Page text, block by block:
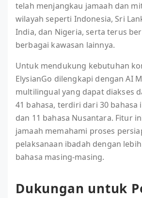
telah menjangkau jamaah dan
wilayah seperti Indonesia, Sri
India, dan Nigeria, serta terus
berbagai kawasan lainnya.
Untuk mendukung kebutuhan
ElysianGo dilengkapi dengan AI
multilingual yang dapat diakses
41 bahasa, terdiri dari 30 bahasa
dan 11 bahasa Nusantara. Fitur
jamaah memahami proses
pelaksanaan ibadah dengan
bahasa masing-masing.
Dukungan untuk